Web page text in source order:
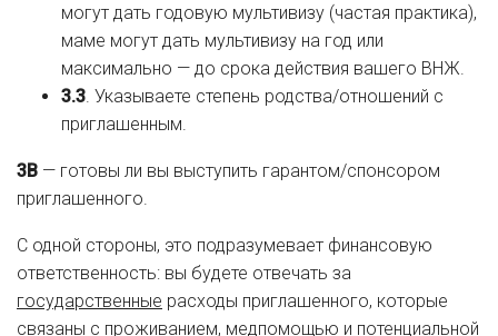
могут дать годовую мультивизу (частая практика),
маме могут дать мультивизу на год или
максимально — до срока действия вашего ВНЖ.
3.3 . Указываете степень родства/отношений с
приглашенным.
3B — готовы ли вы выступить гарантом/спонсором
приглашенного.
С одной стороны, это подразумевает финансовую
ответственность: вы будете отвечать за
государственные расходы приглашенного, которые
связаны с проживанием, медпомощью и потенциальной